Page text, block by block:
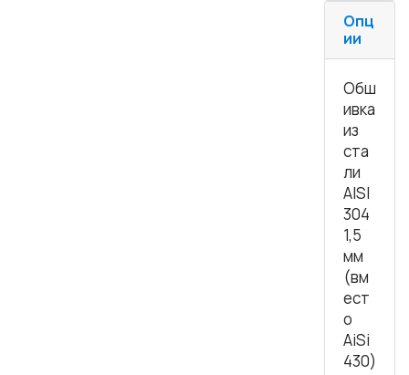
Опц
ии
Обш
ивка
из
ста
ли
AISI
304
1,5
мм
(вм
ест
о
AiSi
430)